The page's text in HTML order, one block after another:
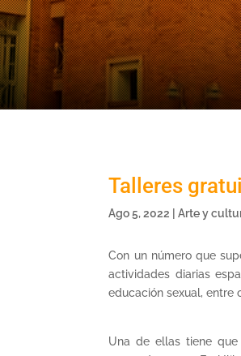
Talleres
Ago 5, 2022 |Arte y
Con un número que
actividades diarias
educación sexual, entre
Una de ellas tiene